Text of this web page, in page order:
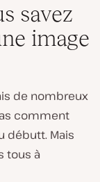
savez
image
de nombreux
comment
débutt. Mais
tous à